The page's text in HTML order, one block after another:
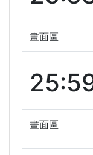
畫面區
畫面區